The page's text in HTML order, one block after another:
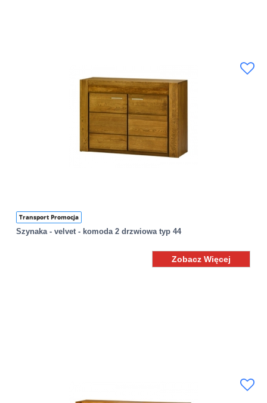
Transport Promocja
Szynaka - velvet - komoda 2 drzwiowa typ 44
Zobacz Więcej